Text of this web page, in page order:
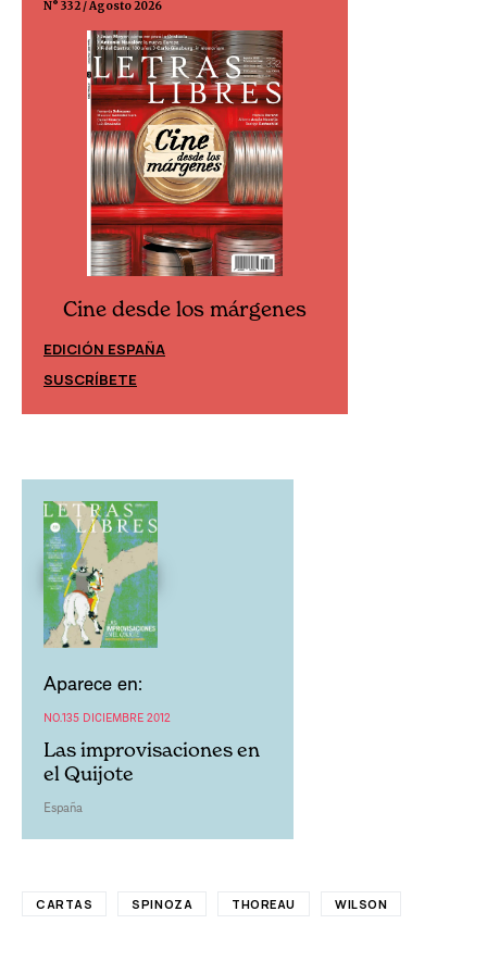
N° 332 / Agosto 2026
Cine desde los márgenes
EDICIÓN ESPAÑA
SUSCRÍBETE
Aparece en:
NO.135 DICIEMBRE 2012
Las improvisaciones en
el Quijote
España
CARTAS SPINOZA THOREAU WILSON